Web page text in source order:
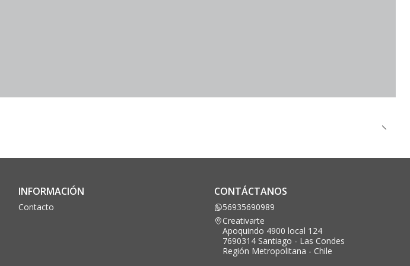
INFORMACIÓN
Contacto
CONTÁCTANOS
56935690989
Creativarte
Apoquindo 4900 local 124
7690314 Santiago - Las Condes
Región Metropolitana - Chile